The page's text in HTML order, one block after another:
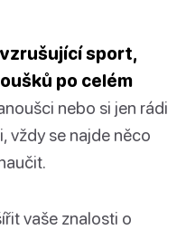
sport,
po celém
nebo si jen rádi
vždy se najde něco
vaše znalosti o